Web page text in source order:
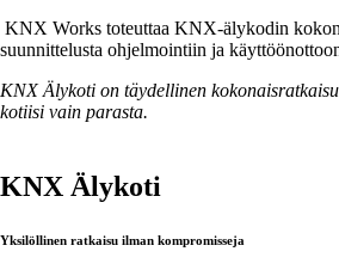
KNX Works toteuttaa KNX-älykodin
suunnittelusta ohjelmointiin ja
KNX Älykoti on täydellinen
kotiisi vain parasta.
KNX Älykoti
Yksilöllinen ratkaisu ilman kompromisseja